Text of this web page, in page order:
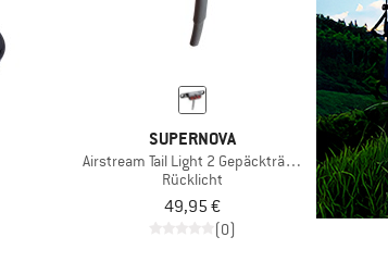
SUPERNOVA
Airstream Tail Light 2 Gepäckträger Version
Rücklicht
49,95 €
(0)